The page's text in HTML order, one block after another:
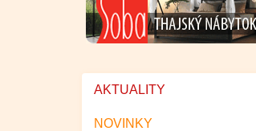
AKTUALITY
NOVINKY